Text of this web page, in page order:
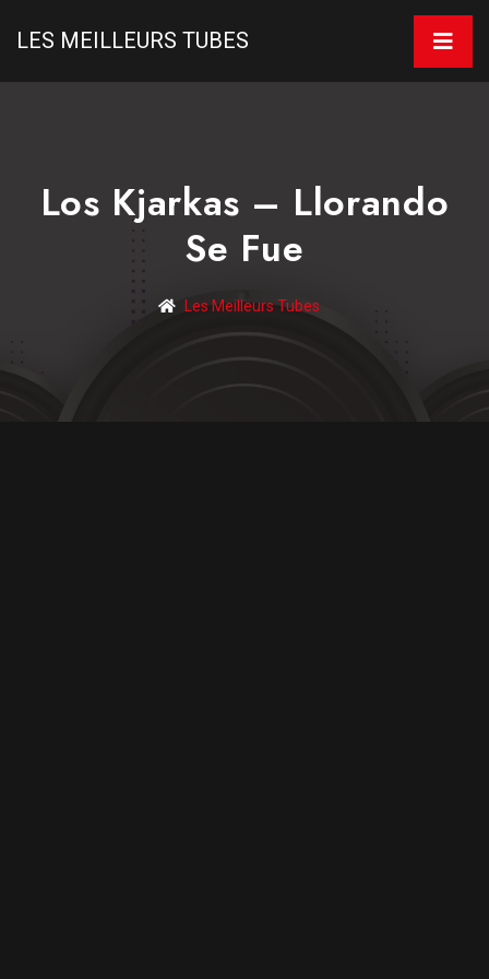
LES MEILLEURS TUBES
Los Kjarkas – Llorando
Se Fue
Les Meilleurs Tubes